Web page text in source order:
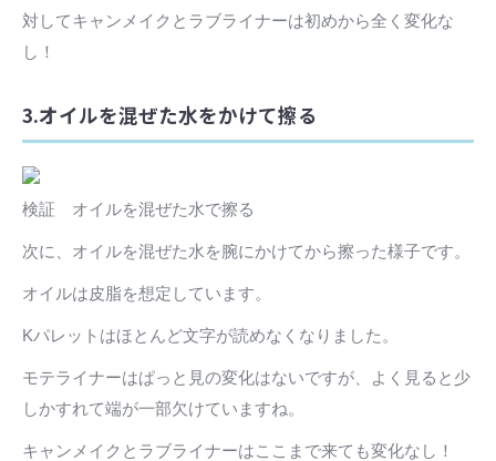
対してキャンメイクとラブライナーは初めから全く変化な
し！
3.オイルを混ぜた水をかけて擦る
検証 オイルを混ぜた水で擦る
次に、オイルを混ぜた水を腕にかけてから擦った様子です。
オイルは皮脂を想定しています。
Kパレットはほとんど文字が読めなくなりました。
モテライナーはぱっと見の変化はないですが、よく見ると少
しかすれて端が一部欠けていますね。
キャンメイクとラブライナーはここまで来ても変化なし！